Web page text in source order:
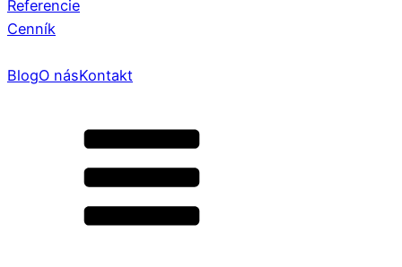
Referencie
Cenník
BlogO násKontakt